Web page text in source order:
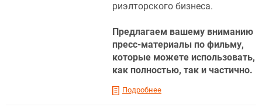
риэлторского бизнеса.
Предлагаем вашему вниманию
пресс-материалы по фильму,
которые можете использовать,
как полностью, так и частично.
Подробнее